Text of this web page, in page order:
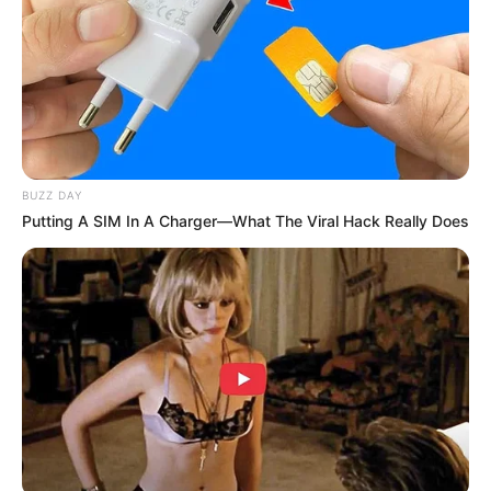
Daftar isi
Biodata & Profil
Nama Lengkap: Dante’ Williams
Nama Panggung:Dtay Known, Dtay
Nama Panggilan: Dtay
Tempat, Tanggal Lahir: Amerika Serikat, 4 Februari 1998
BUZZ DAY
Putting A SIM In A Charger—What The Viral Hack Really Does